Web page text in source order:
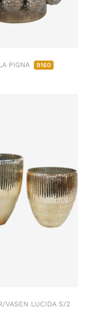
PIGNA 9160
VASEN LUCIDA S/2